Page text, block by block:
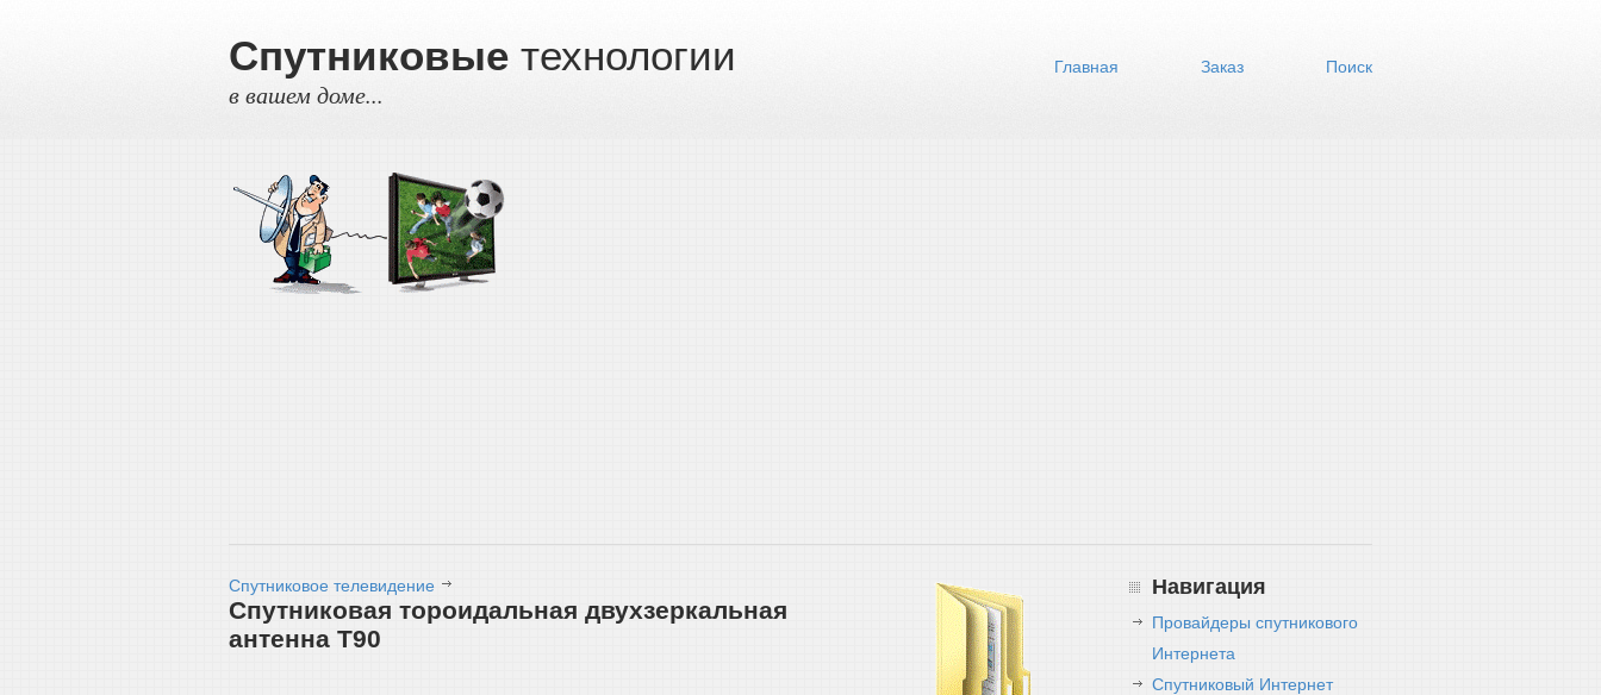
Спутниковые технологии
в вашем доме...
Главная Заказ Поиск
Спутниковое телевидение
Спутниковая тороидальная двухзеркальная
антенна T90
Навигация
Провайдеры спутникового
Интернета
Спутниковый Интернет